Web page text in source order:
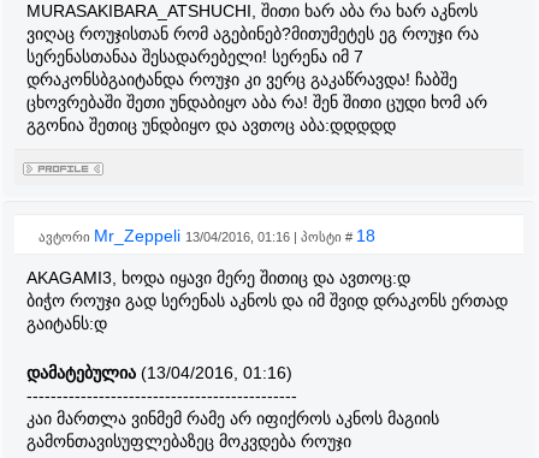
MURASAKIBARA_ATSHUCHI, შითი ხარ აბა რა ხარ აკნოს
ვიღაც როუჯისთან რომ აგებინებ?მითუმეტეს ეგ როუჯი რა
სერენასთანაა შესადარებელი! სერენა იმ 7
დრაკონსბგაიტანდა როუჯი კი ვერც გაკაწრავდა! ჩაბშე
ცხოვრებაში შეთი უნდაბიყო აბა რა! შენ შითი ცუდი ხომ არ
გგონია შეთიც უნდბიყო და ავთოც აბა:დდდდდ
ავტორი Mr_Zeppeli 13/04/2016, 01:16 | პოსტი # 18
AKAGAMI3, ხოდა იყავი მერე შითიც და ავთოც:დ
ბიჭო როუჯი გად სერენას აკნოს და იმ შვიდ დრაკონს ერთად
გაიტანს:დ
დამატებულია (13/04/2016, 01:16)
---------------------------------------------
კაი მართლა ვინმემ რამე არ იფიქროს აკნოს მაგიის
გამონთავისუფლებაზეც მოკვდება როუჯი